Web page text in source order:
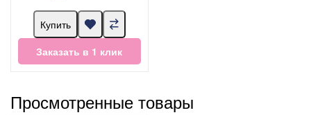
Купить
Заказать в 1 клик
Просмотренные товары